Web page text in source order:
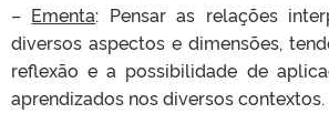
– Ementa: Pensar as relações
diversos aspectos e dimensões,
reflexão e a possibilidade de
aprendizados nos diversos contextos.